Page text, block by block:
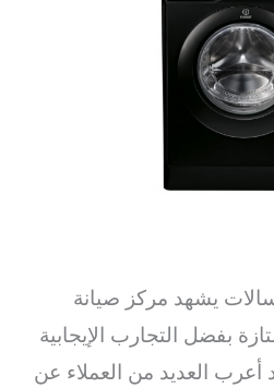
يشهد مركز صيانة
بفضل التجارب الإيجابية
أعرب العديد من العملاء عن